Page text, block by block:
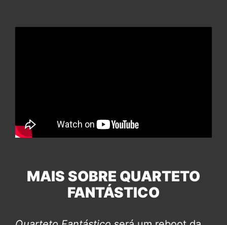
MAIS SOBRE QUARTETO
FANTÁSTICO